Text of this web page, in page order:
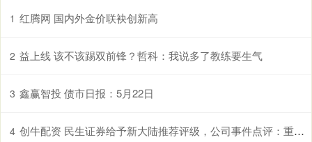
1 红腾网 国内外金价联袂创新高
2 益上线 该不该踢双前锋？哲科：我说多了教练要生气
3 鑫赢智投 债市日报：5月22日
4 创牛配资 民生证券给予新大陆推荐评级，公司事件点评：重磅政策落地，“网证”龙头扬帆起航